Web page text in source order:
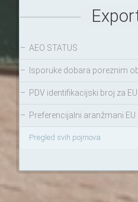
– AEO STATUS
– Isporuke dobara poreznim
– PDV identifikacijski broj za EU
– Preferencijalni aranžmani EU
Pregled svih pojmova